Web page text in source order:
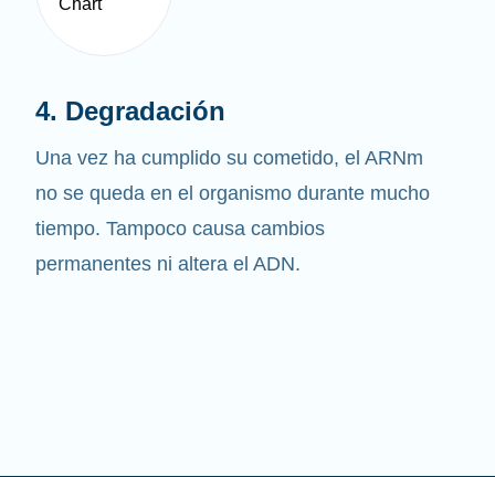
4. Degradación
Una vez ha cumplido su cometido, el ARNm
no se queda en el organismo durante mucho
tiempo. Tampoco causa cambios
permanentes ni altera el ADN.